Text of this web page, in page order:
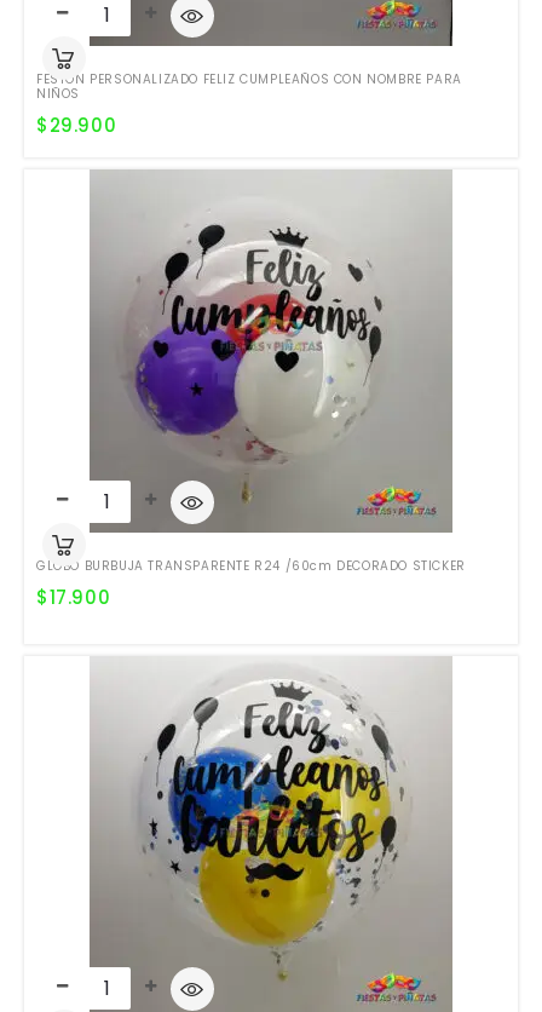
FESTÓN PERSONALIZADO FELIZ CUMPLEAÑOS CON NOMBRE PARA
NIÑOS
$29.900
GLOBO BURBUJA TRANSPARENTE R24 /60cm DECORADO STICKER
$17.900